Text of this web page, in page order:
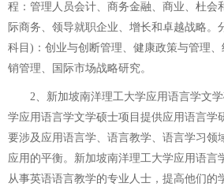
程：管理人员会计、商务金融、商业、杜会
际商务、领导就职企业、增长和卓越战略。
科目)：创业与创断管理、健康政策与管理
销管理、国际市场战略研究。
2、新加坡南洋理工大学应用语言学文学
学应用语言学文学硕士项目提供应用语言学
要涉及应用语言学、语言教学、语言学习领
应用的平衡。新加坡南洋理工大学应用语言
从事英语语言教学的专业人士，提高他们的